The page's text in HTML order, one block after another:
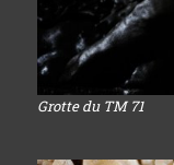
Grotte du TM 71